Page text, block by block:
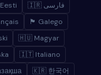
🇮🇷 فارسی
🏴 Galego
🇭🇺 Magyar
🇮🇹 Italiano
🇰🇷 한국어